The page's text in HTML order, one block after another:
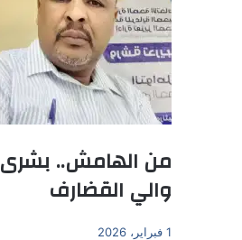
من الهامش.. بشرى
والي القضارف
1 فبراير، 2026